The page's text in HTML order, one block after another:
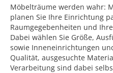
Möbelträume werden wahr:
planen Sie Ihre Einrichtung
Raumgegebenheiten und
Dabei wählen Sie Größe,
sowie Inneneinrichtungen
Qualität, ausgesuchte
Verarbeitung sind dabei